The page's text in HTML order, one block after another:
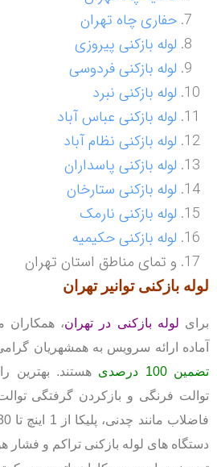
حفاری چاه تهران
لوله بازکنی پیروزی
لوله بازکنی فردوسی
لوله بازکنی نبرد
لوله بازکنی عباس آباد
لوله بازکنی نظام آباد
لوله بازکنی پاسداران
لوله بازکنی ستارخان
لوله بازکنی نارمک
لوله بازکنی حکیمیه
و تمای مناطق استان تهران
لوله بازکنی توانیر تهران
برای لوله بازکنی در تهران، همکاران
آماده ارائه سرویس به همشهریان
تضمین 100 درصدی
هستند. بهترین
توالت فرنگی و بازکردن گرفتگی